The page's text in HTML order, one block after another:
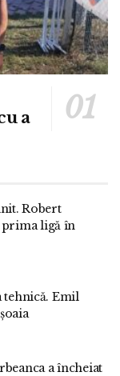
a
Robert
prima ligă în
tehnică. Emil
a încheiat